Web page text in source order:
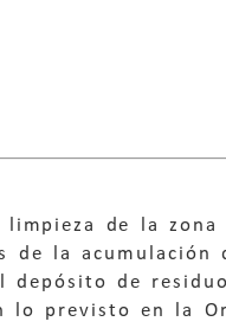
de la
de la acumulación
depósito de
lo previsto en la